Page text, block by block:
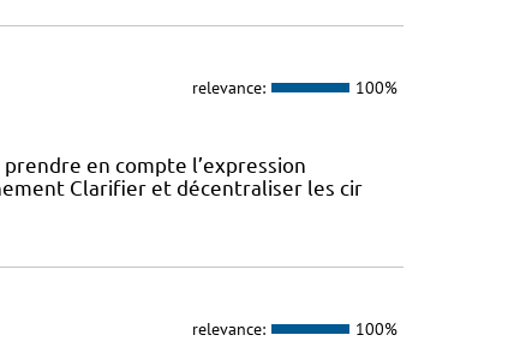
relevance: 100%
en compte l’expression
Clarifier et décentraliser les cir
relevance: 100%